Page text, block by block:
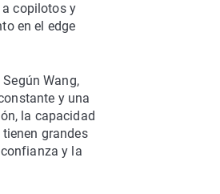
copilotos y
en el edge
Wang,
y una
la capacidad
grandes
y la